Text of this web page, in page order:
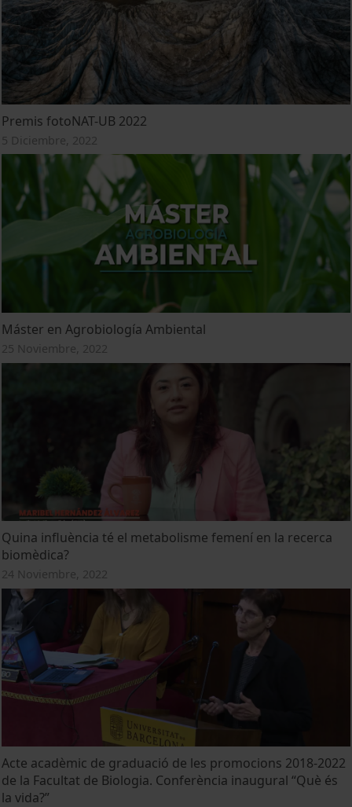
Premis fotoNAT-UB 2022
5 Diciembre, 2022
Máster en Agrobiología Ambiental
25 Noviembre, 2022
Quina influència té el metabolisme femení en la recerca
biomèdica?
24 Noviembre, 2022
Acte acadèmic de graduació de les promocions 2018-2022
de la Facultat de Biologia. Conferència inaugural “Què és
la vida?”